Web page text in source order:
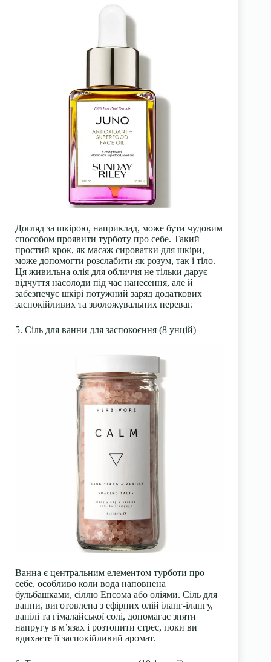
Догляд за шкірою, наприклад, може бути чудовим
способом проявити турботу про себе. Такий
простий крок, як масаж сироватки для шкіри,
може допомогти розслабити як розум, так і тіло.
Ця живильна олія для обличчя не тільки дарує
відчуття насолоди під час нанесення, але й
забезпечує шкірі потужний заряд додаткових
заспокійливих та зволожувальних переваг.
5. Сіль для ванни для заспокоєння (8 унцій)
Ванна є центральним елементом турботи про
себе, особливо коли вода наповнена
бульбашками, сіллю Епсома або оліями. Сіль для
ванни, виготовлена з ефірних олій іланг-ілангу,
ванілі та гімалайської солі, допомагає зняти
напругу в м’язах і розтопити стрес, поки ви
вдихаєте її заспокійливий аромат.